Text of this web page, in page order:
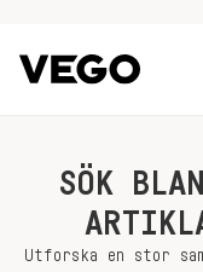
SÖK
Utforska en stor